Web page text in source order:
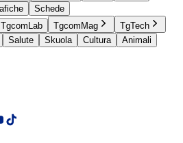
Schede
TgcomLab TgcomMag
TgTech
Salute Skuola Cultura
Animali